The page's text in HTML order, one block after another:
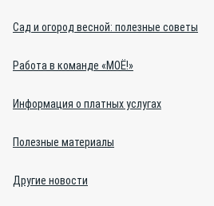
Сад и огород весной: полезные советы
Работа в команде «МОЁ!»
Информация о платных услугах
Полезные материалы
Другие новости